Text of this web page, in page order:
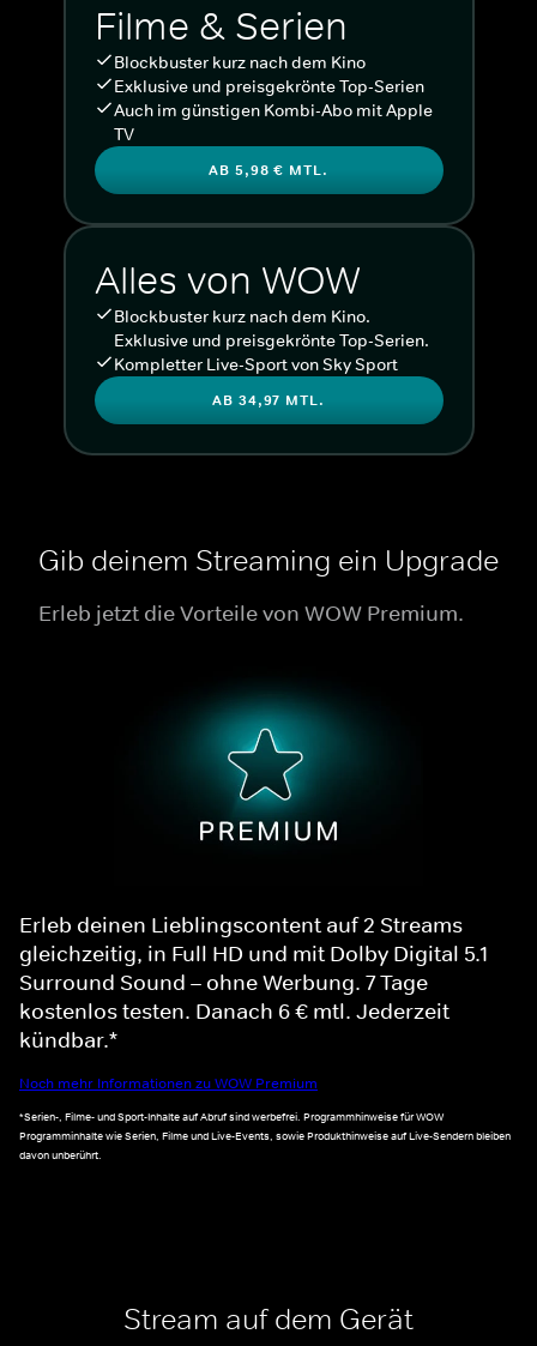
Filme & Serien
Blockbuster kurz nach dem Kino
Exklusive und preisgekrönte Top-Serien
Auch im günstigen Kombi-Abo mit Apple
TV
AB 5,98 € MTL.
Alles von WOW
Blockbuster kurz nach dem Kino.
Exklusive und preisgekrönte Top-Serien.
Kompletter Live-Sport von Sky Sport
AB 34,97 MTL.
Gib deinem Streaming ein Upgrade
Erleb jetzt die Vorteile von WOW Premium.
Erleb deinen Lieblingscontent auf 2 Streams
gleichzeitig, in Full HD und mit Dolby Digital 5.1
Surround Sound – ohne Werbung. 7 Tage
kostenlos testen. Danach 6 € mtl. Jederzeit
kündbar.*
Noch mehr Informationen zu WOW Premium
*Serien-, Filme- und Sport-Inhalte auf Abruf sind werbefrei. Programmhinweise für WOW
Programminhalte wie Serien, Filme und Live-Events, sowie Produkthinweise auf Live-Sendern bleiben
davon unberührt.
Stream auf dem Gerät